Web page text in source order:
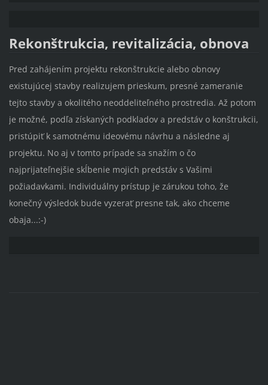
Rekonštrukcia, revitalizácia, obnova
Pred zahájením projektu rekonštrukcie alebo obnovy
existujúcej stavby realizujem prieskum, presné zameranie
tejto stavby a okolitého neoddeliteľného prostredia. Až potom
je možné, podľa získaných podkladov a predstáv o konštrukcii,
pristúpiť k samotnému ideovému návrhu a následne aj
projektu. No aj v tomto prípade sa snažím o čo
najprijateľnejšie skĺbenie mojich predstáv s Vašimi
požiadavkami. Individuálny prístup je zárukou toho, že
konečný výsledok bude vyzerať presne tak, ako chceme
obaja...:-)